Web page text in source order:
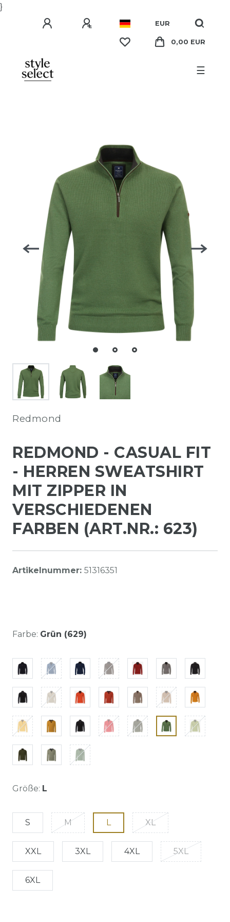
}
EUR
0,00 EUR
☰
Redmond
REDMOND - CASUAL FIT
- HERREN SWEATSHIRT
MIT ZIPPER IN
VERSCHIEDENEN
FARBEN (ART.NR.: 623)
Artikelnummer: 51316351
Farbe: Grün (629)
Größe: L
S M L XL
XXL 3XL 4XL 5XL
6XL